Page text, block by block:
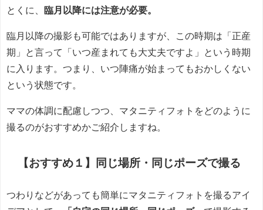
とくに、
臨月以降には注意が必要。
臨月以降の撮影も可能ではありますが、この時期は「正産
期」と言って「いつ産まれても大丈夫ですよ」という時期
に入ります。つまり、いつ陣痛が始まってもおかしくない
という状態です。
ママの体調に配慮しつつ、マタニティフォトをどのように
撮るのがおすすめかご紹介しますね。
【おすすめ１】同じ場所・同じポーズで撮る
つわりなどがあっても簡単にマタニティフォトを撮るアイ